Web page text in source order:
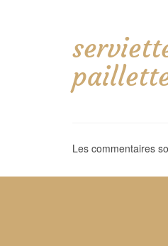
Les commentaires